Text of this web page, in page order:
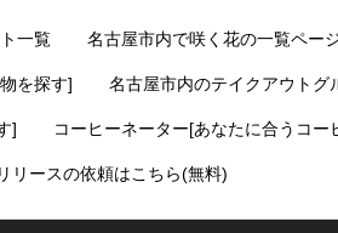
一覧 名古屋市内で咲く花の一覧ペー
を探す] 名古屋市内のテイクアウトグ
] コーヒーネーター[あなたに合うコー
リースの依頼はこちら(無料)